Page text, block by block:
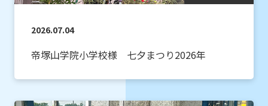
2026.07.04
帝塚山学院小学校様 七夕まつり2026年